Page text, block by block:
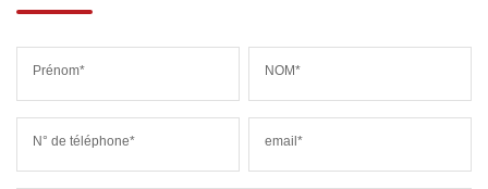
Prénom* NOM*
N° de téléphone* email*